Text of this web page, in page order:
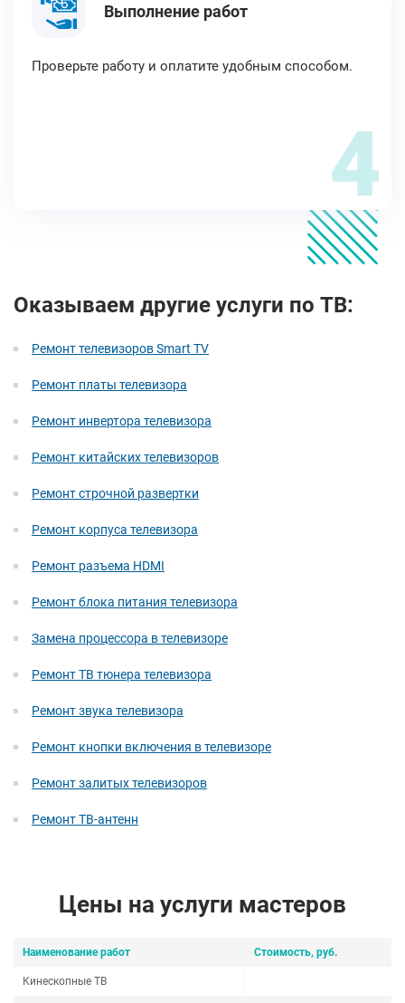
Выполнение работ
Проверьте работу и оплатите удобным способом.
4
Оказываем другие услуги по ТВ:
Ремонт телевизоров Smart TV
Ремонт платы телевизора
Ремонт инвертора телевизора
Ремонт китайских телевизоров
Ремонт строчной развертки
Ремонт корпуса телевизора
Ремонт разъема HDMI
Ремонт блока питания телевизора
Замена процессора в телевизоре
Ремонт ТВ тюнера телевизора
Ремонт звука телевизора
Ремонт кнопки включения в телевизоре
Ремонт залитых телевизоров
Ремонт ТВ-антенн
Цены на услуги мастеров
Наименование работ Стоимость, руб.
Кинескопные ТВ